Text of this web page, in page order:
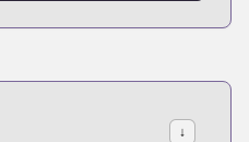
↓